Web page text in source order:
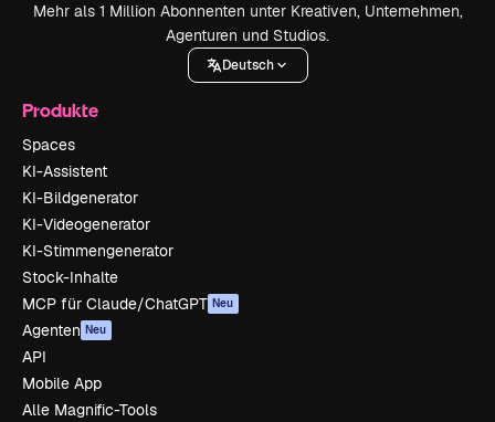
Mehr als 1 Million Abonnenten unter Kreativen, Unternehmen,
Agenturen und Studios.
Deutsch
Produkte
Spaces
KI-Assistent
KI-Bildgenerator
KI-Videogenerator
KI-Stimmengenerator
Stock-Inhalte
MCP für Claude/ChatGPT Neu
Agenten Neu
API
Mobile App
Alle Magnific-Tools